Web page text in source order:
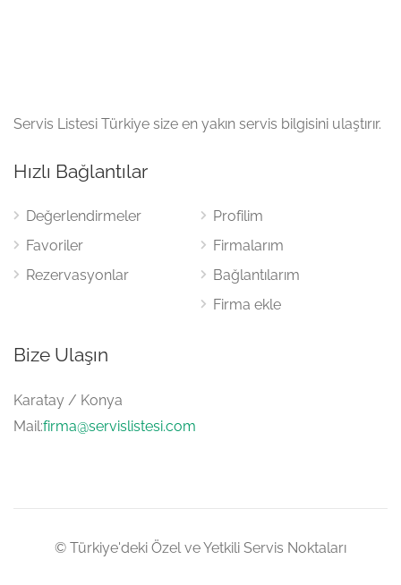
Servis Listesi Türkiye size en yakın servis bilgisini ulaştırır.
Hızlı Bağlantılar
Değerlendirmeler
Favoriler
Rezervasyonlar
Profilim
Firmalarım
Bağlantılarım
Firma ekle
Bize Ulaşın
Karatay / Konya
Mail:firma@servislistesi.com
© Türkiye'deki Özel ve Yetkili Servis Noktaları